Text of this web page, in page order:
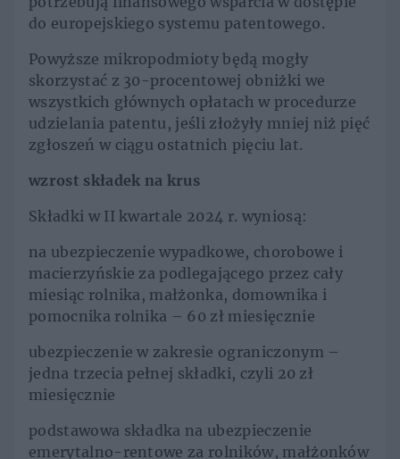
do europejskiego systemu patentowego.
Powyższe mikropodmioty będą mogły
skorzystać z 30-procentowej obniżki we
wszystkich głównych opłatach w procedurze
udzielania patentu, jeśli złożyły mniej niż pięć
zgłoszeń w ciągu ostatnich pięciu lat.
wzrost składek na krus
Składki w II kwartale 2024 r. wyniosą:
na ubezpieczenie wypadkowe, chorobowe i
macierzyńskie za podlegającego przez cały
miesiąc rolnika, małżonka, domownika i
pomocnika rolnika – 60 zł miesięcznie
ubezpieczenie w zakresie ograniczonym –
jedna trzecia pełnej składki, czyli 20 zł
miesięcznie
podstawowa składka na ubezpieczenie
emerytalno-rentowe za rolników, małżonków